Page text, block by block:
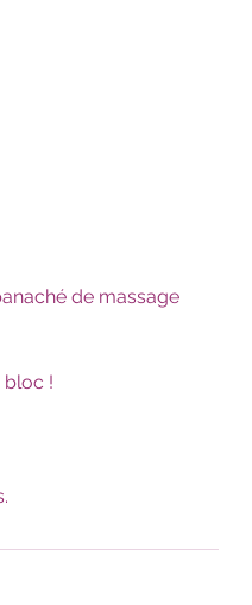
de massage
bloc !